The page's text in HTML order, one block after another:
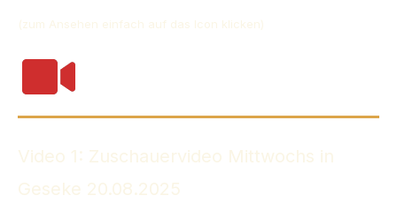
(zum Ansehen einfach auf das Icon klicken)
Video 1: Zuschauervideo Mittwochs in
Geseke 20.08.2025